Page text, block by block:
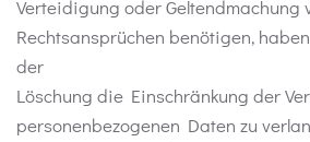
Verteidigung oder Geltendmachung
Rechtsansprüchen benötigen,
der
Löschung die Einschränkung der
personenbezogenen Daten zu